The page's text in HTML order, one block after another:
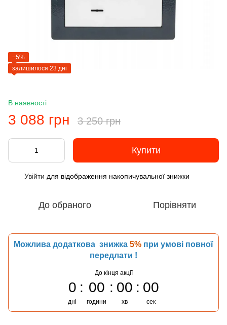
−5%
залишилося 23 дні
В наявності
3 088 грн 3 250 грн
Купити
Увійти для відображення накопичувальної знижки
До обраного Порівняти
Можлива додаткова знижка 5% при умові повної
передлати !
До кінця акції
0
дні
00
години
00
хв
00
сек